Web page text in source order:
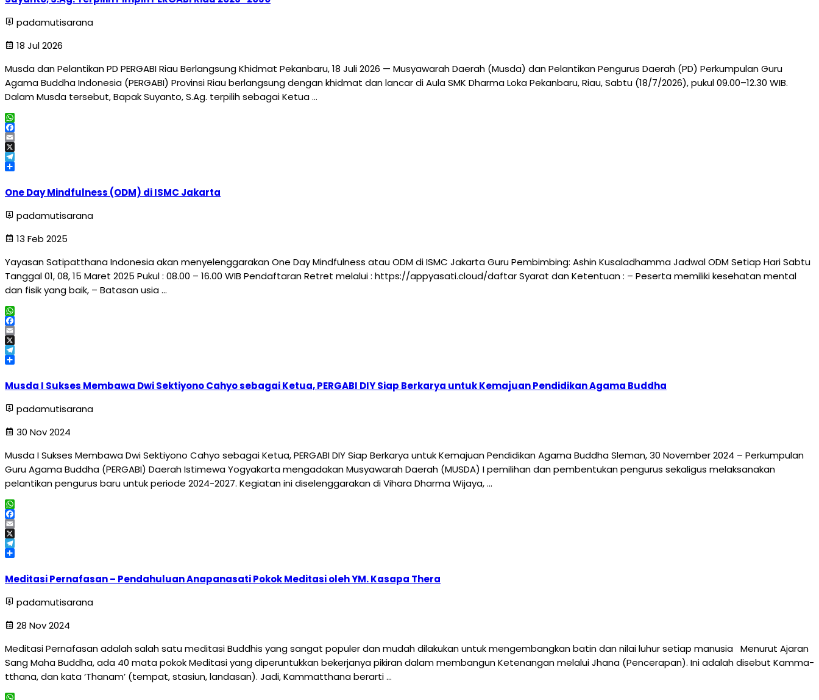
padamutisarana
18 Jul 2026
Musda dan Pelantikan PD PERGABI Riau Berlangsung Khidmat Pekanbaru, 18 Juli 2026 — Musyawarah Daerah (Musda) dan Pelantikan Pengurus Daerah (PD) Perkumpulan Guru
Agama Buddha Indonesia (PERGABI) Provinsi Riau berlangsung dengan khidmat dan lancar di Aula SMK Dharma Loka Pekanbaru, Riau, Sabtu (18/7/2026), pukul 09.00–12.30 WIB.
Dalam Musda tersebut, Bapak Suyanto, S.Ag. terpilih sebagai Ketua …
WhatsApp
Facebook
Email
X
Telegram
One Day Mindfulness (ODM) di ISMC Jakarta
padamutisarana
13 Feb 2025
Yayasan Satipatthana Indonesia akan menyelenggarakan One Day Mindfulness atau ODM di ISMC Jakarta Guru Pembimbing: Ashin Kusaladhamma Jadwal ODM Setiap Hari Sabtu
Tanggal 01, 08, 15 Maret 2025 Pukul : 08.00 – 16.00 WIB Pendaftaran Retret melalui : https://appyasati.cloud/daftar Syarat dan Ketentuan : – Peserta memiliki kesehatan mental
dan fisik yang baik, – Batasan usia …
WhatsApp
Facebook
Email
X
Telegram
Musda I Sukses Membawa Dwi Sektiyono Cahyo sebagai Ketua, PERGABI DIY Siap Berkarya untuk Kemajuan Pendidikan Agama Buddha
padamutisarana
30 Nov 2024
Musda I Sukses Membawa Dwi Sektiyono Cahyo sebagai Ketua, PERGABI DIY Siap Berkarya untuk Kemajuan Pendidikan Agama Buddha Sleman, 30 November 2024 – Perkumpulan
Guru Agama Buddha (PERGABI) Daerah Istimewa Yogyakarta mengadakan Musyawarah Daerah (MUSDA) I pemilihan dan pembentukan pengurus sekaligus melaksanakan
pelantikan pengurus baru untuk periode 2024-2027. Kegiatan ini diselenggarakan di Vihara Dharma Wijaya, …
WhatsApp
Facebook
Email
X
Telegram
Meditasi Pernafasan – Pendahuluan Anapanasati Pokok Meditasi oleh YM. Kasapa Thera
padamutisarana
28 Nov 2024
Meditasi Pernafasan adalah salah satu meditasi Buddhis yang sangat populer dan mudah dilakukan untuk mengembangkan batin dan nilai luhur setiap manusia Menurut Ajaran
Sang Maha Buddha, ada 40 mata pokok Meditasi yang diperuntukkan bekerjanya pikiran dalam membangun Ketenangan melalui Jhana (Pencerapan). Ini adalah disebut Kamma-
tthana, dan kata ‘Thanam’ (tempat, stasiun, landasan). Jadi, Kammatthana berarti …